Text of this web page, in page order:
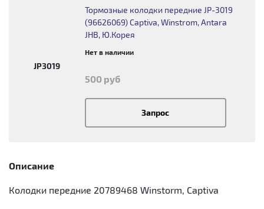
JP3019
Тормозные колодки передние JP-3019
(96626069) Captiva, Winstrom, Antara
JHB, Ю.Корея
Нет в наличии
500 руб
Запрос
Описание
Колодки передние 20789468 Winstorm, Captiva